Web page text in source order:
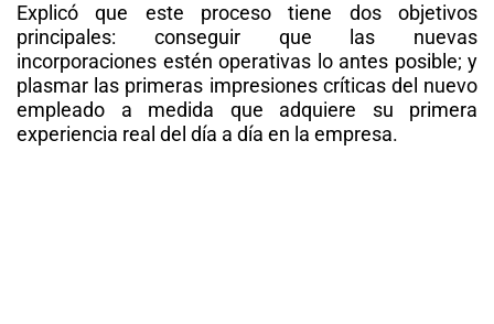
Explicó que este proceso tiene dos objetivos
principales: conseguir que las nuevas
incorporaciones estén operativas lo antes posible; y
plasmar las primeras impresiones críticas del nuevo
empleado a medida que adquiere su primera
experiencia real del día a día en la empresa.